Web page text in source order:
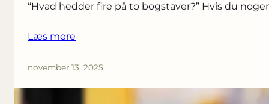
“Hvad hedder fire på to bogstaver?” Hvis du
Læs mere
november 13, 2025